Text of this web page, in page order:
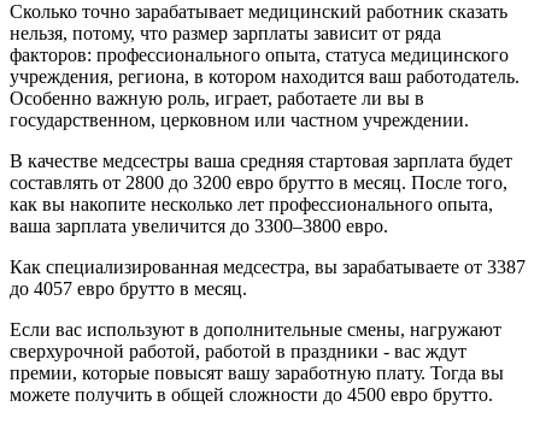
Сколько точно зарабатывает медицинский работник сказать
нельзя, потому, что размер зарплаты зависит от ряда
факторов: профессионального опыта, статуса медицинского
учреждения, региона, в котором находится ваш работодатель.
Особенно важную роль, играет, работаете ли вы в
государственном, церковном или частном учреждении.
В качестве медсестры ваша средняя стартовая зарплата будет
составлять от 2800 до 3200 евро брутто в месяц. После того,
как вы накопите несколько лет профессионального опыта,
ваша зарплата увеличится до 3300–3800 евро.
Как специализированная медсестра, вы зарабатываете от 3387
до 4057 евро брутто в месяц.
Если вас используют в дополнительные смены, нагружают
сверхурочной работой, работой в праздники - вас ждут
премии, которые повысят вашу заработную плату. Тогда вы
можете получить в общей сложности до 4500 евро брутто.